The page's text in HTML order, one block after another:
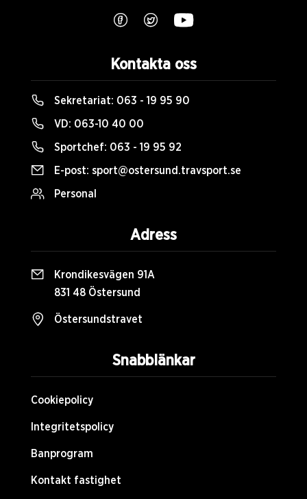
Snabblänkar
Cookiepolicy
Integritetspolicy
Banprogram
Kontakt fastighet
Kontakta oss
Sekretariat: 063 - 19 95 90
VD: 063-10 40 00
Sportchef: 063 - 19 95 92
E-post: sport@ostersund.travsport.se
Personal
Adress
Krondikesvägen 91A
831 48 Östersund
Östersundstravet